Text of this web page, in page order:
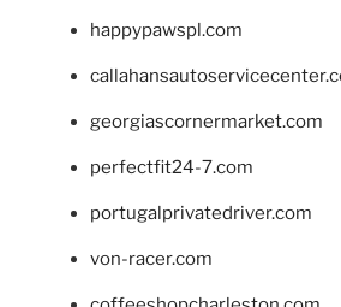
happypawspl.com
georgiascornermarket.com
perfectfit24-7.com
portugalprivatedriver.com
von-racer.com